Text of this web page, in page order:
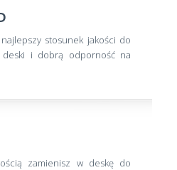
stosunek jakości do
i dobrą odporność na
zamienisz w deskę do